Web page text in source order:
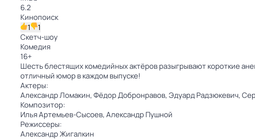
6.2
Кинопоиск
1
1
Скетч-шоу
Комедия
16+
Шесть блестящих комедийных актёров разыгрывают короткие
отличный юмор в каждом выпуске!
Актеры:
Александр Ломакин,Фёдор Добронравов,Эдуард Радзюкевич,
Композитор:
Илья Артемьев-Сысоев,Александр Пушной
Режиссеры:
Александр Жигалкин